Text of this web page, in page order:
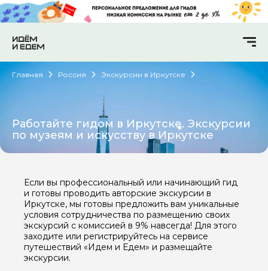
Главная Россия Экскурсии в Иркутске
Работайте гидом в Иркутске. Экскурсии
по музеям и искусству в Иркутске
Если вы профессиональный или начинающий гид
и готовы проводить авторские экскурсии в
Иркутске, мы готовы предложить вам уникальные
условия сотрудничества по размещению своих
экскурсий с комиссией в 9% навсегда! Для этого
заходите или регистрируйтесь на сервисе
путешествий «Идем и Едем» и размещайте
экскурсии.